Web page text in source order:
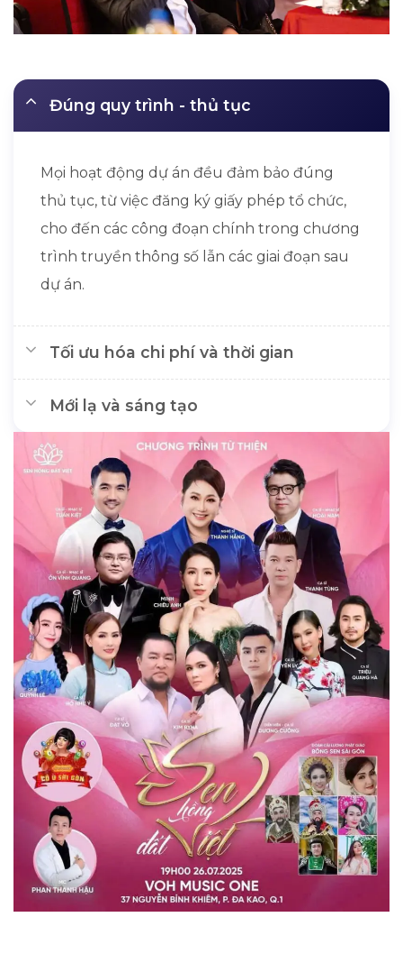
Đúng quy trình - thủ tục
Mọi hoạt động dự án đều đảm bảo đúng
thủ tục, từ việc đăng ký giấy phép tổ chức,
cho đến các công đoạn chính trong chương
trình truyền thông số lẫn các giai đoạn sau
dự án.
Tối ưu hóa chi phí và thời gian
Mới lạ và sáng tạo